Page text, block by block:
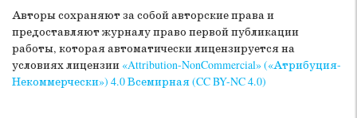
Авторы сохраняют за собой авторские права и
предоставляют журналу право первой публикации
работы, которая автоматически лицензируется на
условиях лицензии «Attribution-NonCommercial» («Атрибуция-
Некоммерчески») 4.0 Всемирная (CC BY-NC 4.0)